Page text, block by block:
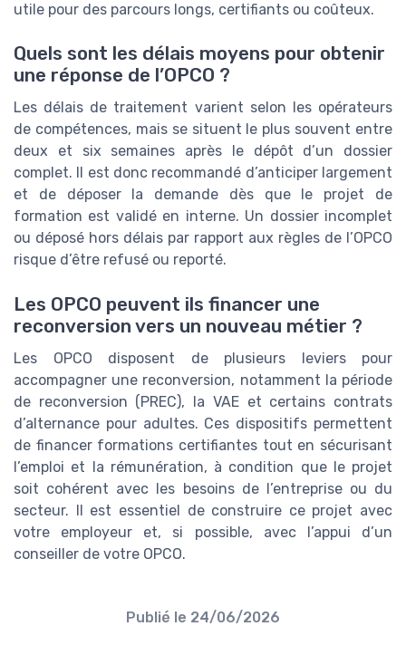
utile pour des parcours longs, certifiants ou coûteux.
Quels sont les délais moyens pour obtenir
une réponse de l’OPCO ?
Les délais de traitement varient selon les opérateurs
de compétences, mais se situent le plus souvent entre
deux et six semaines après le dépôt d’un dossier
complet. Il est donc recommandé d’anticiper largement
et de déposer la demande dès que le projet de
formation est validé en interne. Un dossier incomplet
ou déposé hors délais par rapport aux règles de l’OPCO
risque d’être refusé ou reporté.
Les OPCO peuvent ils financer une
reconversion vers un nouveau métier ?
Les OPCO disposent de plusieurs leviers pour
accompagner une reconversion, notamment la période
de reconversion (PREC), la VAE et certains contrats
d’alternance pour adultes. Ces dispositifs permettent
de financer formations certifiantes tout en sécurisant
l’emploi et la rémunération, à condition que le projet
soit cohérent avec les besoins de l’entreprise ou du
secteur. Il est essentiel de construire ce projet avec
votre employeur et, si possible, avec l’appui d’un
conseiller de votre OPCO.
Publié le 24/06/2026